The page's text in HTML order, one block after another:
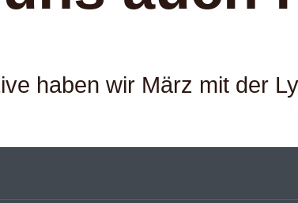
haben wir März mit der